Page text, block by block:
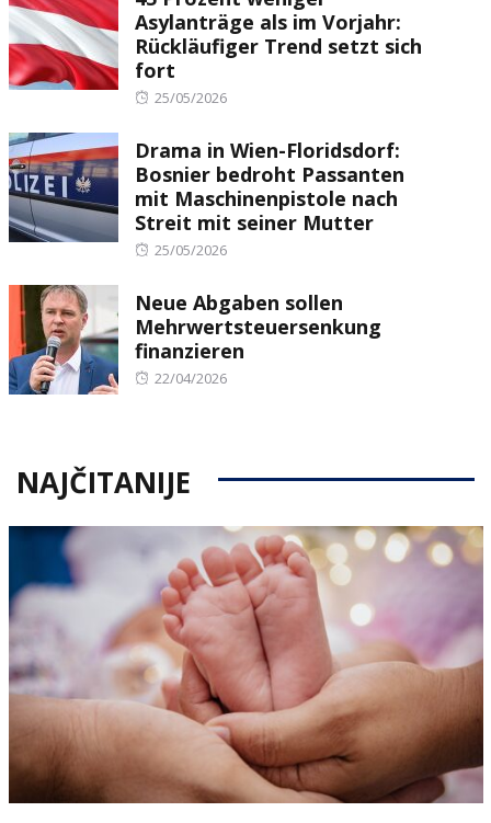
Asylanträge als im Vorjahr:
Rückläufiger Trend setzt sich
fort
Posted
25/05/2026
Drama in Wien-Floridsdorf:
Bosnier bedroht Passanten
mit Maschinenpistole nach
Streit mit seiner Mutter
Posted
25/05/2026
Neue Abgaben sollen
Mehrwertsteuersenkung
finanzieren
Posted
22/04/2026
NAJČITANIJE